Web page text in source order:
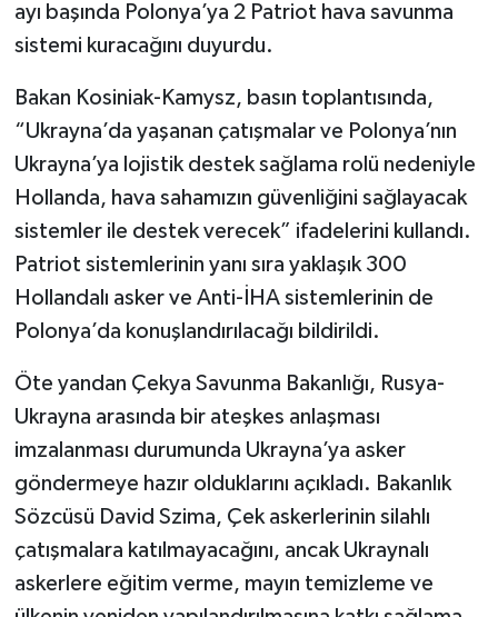
ayı başında Polonya’ya 2 Patriot hava savunma
sistemi kuracağını duyurdu.
Bakan Kosiniak-Kamysz, basın toplantısında,
“Ukrayna’da yaşanan çatışmalar ve Polonya’nın
Ukrayna’ya lojistik destek sağlama rolü nedeniyle
Hollanda, hava sahamızın güvenliğini sağlayacak
sistemler ile destek verecek” ifadelerini kullandı.
Patriot sistemlerinin yanı sıra yaklaşık 300
Hollandalı asker ve Anti-İHA sistemlerinin de
Polonya’da konuşlandırılacağı bildirildi.
Öte yandan Çekya Savunma Bakanlığı, Rusya-
Ukrayna arasında bir ateşkes anlaşması
imzalanması durumunda Ukrayna’ya asker
göndermeye hazır olduklarını açıkladı. Bakanlık
Sözcüsü David Szima, Çek askerlerinin silahlı
çatışmalara katılmayacağını, ancak Ukraynalı
askerlere eğitim verme, mayın temizleme ve